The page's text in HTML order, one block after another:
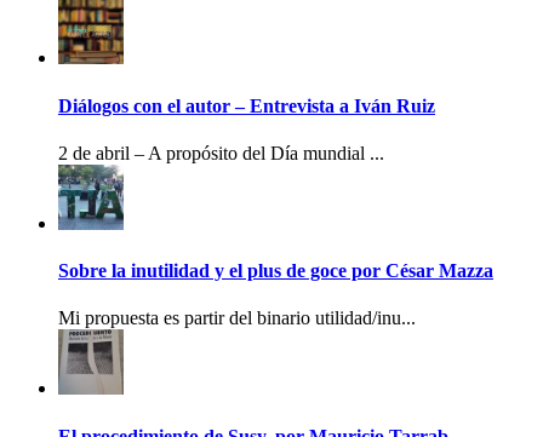
Diálogos con el autor – Entrevista a Iván Ruiz
2 de abril – A propósito del Día mundial ...
Sobre la inutilidad y el plus de goce por César Mazza
Mi propuesta es partir del binario utilidad/inu...